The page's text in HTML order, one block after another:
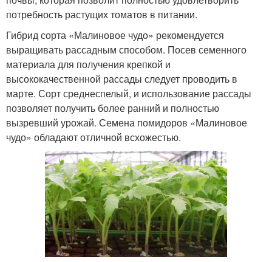
потребность растущих томатов в питании.
Гибрид сорта «Малиновое чудо» рекомендуется
выращивать рассадным способом. Посев семенного
материала для получения крепкой и
высококачественной рассады следует проводить в
марте. Сорт среднеспелый, и использование рассады
позволяет получить более ранний и полностью
вызревший урожай. Семена помидоров «Малиновое
чудо» обладают отличной всхожестью.